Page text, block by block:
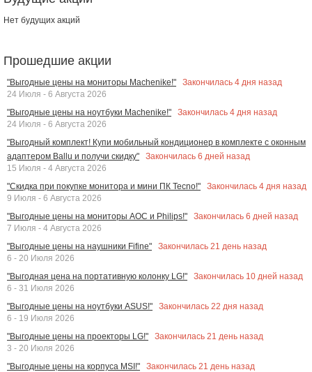
Нет будущих акций
Прошедшие акции
"Выгодные цены на мониторы Machenike!" Закончилась 4 дня назад
24 Июля - 6 Августа 2026
"Выгодные цены на ноутбуки Machenike!"
Закончилась 4 дня назад
24 Июля - 6 Августа 2026
"Выгодный комплект! Купи мобильный кондиционер в комплекте с оконным
адаптером Ballu и получи скидку"
Закончилась 6 дней назад
15 Июля - 4 Августа 2026
"Скидка при покупке монитора и мини ПК Tecno!"
Закончилась 4 дня назад
9 Июля - 6 Августа 2026
"Выгодные цены на мониторы AOC и Philips!"
Закончилась 6 дней назад
7 Июля - 4 Августа 2026
"Выгодные цены на наушники Fifine"
Закончилась 21 день назад
6 - 20 Июля 2026
"Выгодная цена на портативную колонку LG!"
Закончилась 10 дней назад
6 - 31 Июля 2026
"Выгодные цены на ноутбуки ASUS!"
Закончилась 22 дня назад
6 - 19 Июля 2026
"Выгодные цены на проекторы LG!"
Закончилась 21 день назад
3 - 20 Июля 2026
"Выгодные цены на корпуса MSI!"
Закончилась 21 день назад